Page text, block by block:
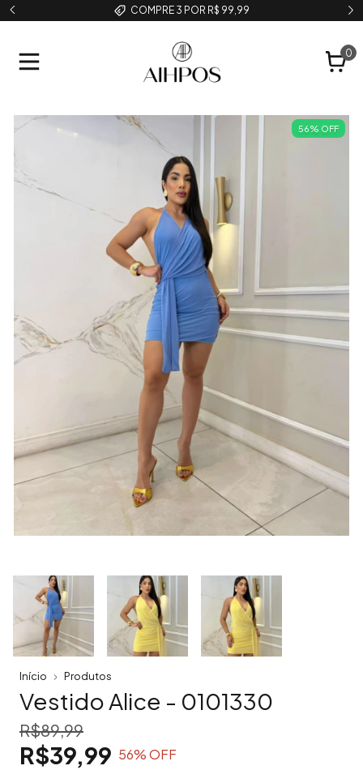
COMPRE 3 POR R$ 99,99
0
56% OFF
Início Produtos
Vestido Alice - 0101330
R$89,99
R$39,99 56% OFF